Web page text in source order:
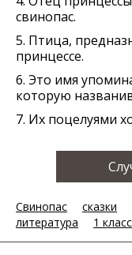
свинопас.
5. Птица,
принцессе.
6. Это имя
которую
7. Их поцелуями
Свинопас сказки
литература
1 класс